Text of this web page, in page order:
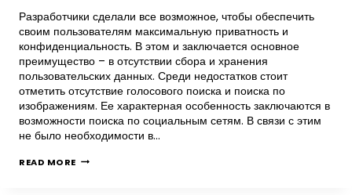
Разработчики сделали все возможное, чтобы обеспечить
своим пользователям максимальную приватность и
конфиденциальность. В этом и заключается основное
преимущество – в отсутствии сбора и хранения
пользовательских данных. Среди недостатков стоит
отметить отсутствие голосового поиска и поиска по
изображениям. Ее характерная особенность заключаются в
возможности поиска по социальным сетям. В связи с этим
не было необходимости в…
READ MORE